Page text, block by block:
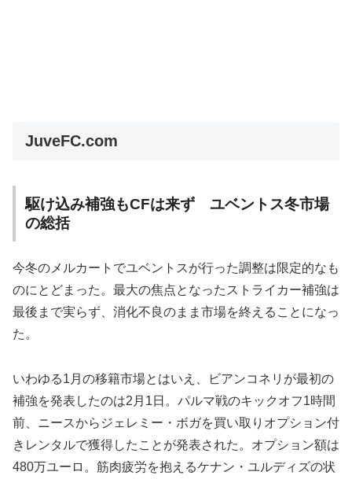
JuveFC.com
駆け込み補強もCFは来ず ユベントス冬市場
の総括
今冬のメルカートでユベントスが行った調整は限定的なも
のにとどまった。最大の焦点となったストライカー補強は
最後まで実らず、消化不良のまま市場を終えることになっ
た。
いわゆる1月の移籍市場とはいえ、ビアンコネリが最初の
補強を発表したのは2月1日。パルマ戦のキックオフ1時間
前、ニースからジェレミー・ボガを買い取りオプション付
きレンタルで獲得したことが発表された。オプション額は
480万ユーロ。筋肉疲労を抱えるケナン・ユルディズの状